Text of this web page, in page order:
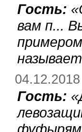
Гость: «
вам п...
Гость: «